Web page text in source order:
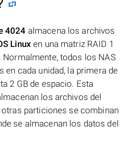
4024 almacena los archivos
Linux en una matriz RAID 1
Normalmente, todos los NAS
en cada unidad, la primera de
2 GB de espacio. Esta
los archivos del
particiones se combinan
se almacenan los datos del